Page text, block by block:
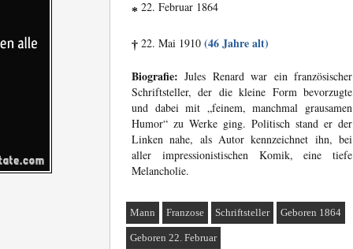
* 22. Februar 1864
† 22. Mai 1910 (46 Jahre alt)
Biografie: Jules Renard war ein französischer
Schriftsteller, der die kleine Form bevorzugte
und dabei mit „feinem, manchmal grausamen
Humor“ zu Werke ging. Politisch stand er der
Linken nahe, als Autor kennzeichnet ihn, bei
aller impressionistischen Komik, eine tiefe
Melancholie.
Mann Franzose Schriftsteller Geboren 1864
Geboren 22. Februar